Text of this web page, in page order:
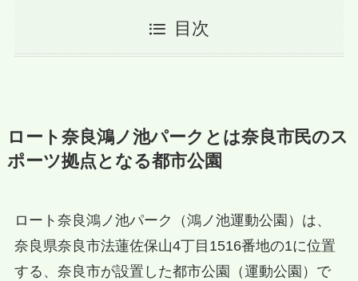
目次
ロート奈良鴻ノ池パークとは奈良市民のス
ポーツ拠点となる都市公園
ロート奈良鴻ノ池パーク（鴻ノ池運動公園）は、
奈良県奈良市法蓮佐保山4丁目1516番地の1に位置
する、奈良市が設置した都市公園（運動公園）で